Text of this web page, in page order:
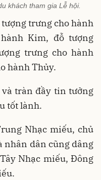
khách tham gia Lễ hội.
trưng cho hành
Kim, đỗ tượng
trưng cho hành
hành Thủy.
tràn đầy tin tưởng
tốt lành.
Nhạc miếu, chủ
nhân dân cũng dâng
Nhạc miếu, Đông